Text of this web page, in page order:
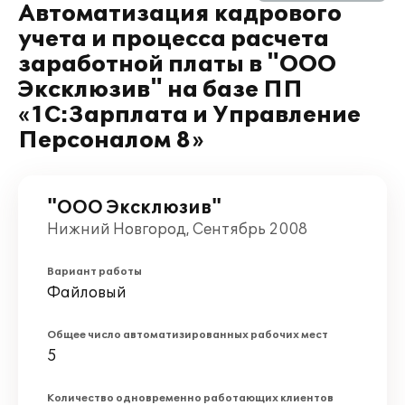
Автоматизация кадрового
учета и процесса расчета
заработной платы в "ООО
Эксклюзив" на базе ПП
«1С:Зарплата и Управление
Персоналом 8»
"ООО Эксклюзив"
Нижний Новгород, Сентябрь 2008
Вариант работы
Файловый
Общее число автоматизированных рабочих мест
5
Количество одновременно работающих клиентов